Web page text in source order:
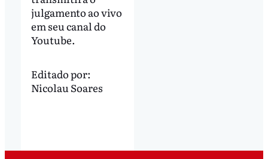
julgamento ao vivo
em seu canal do
Youtube.
Editado por:
Nicolau Soares